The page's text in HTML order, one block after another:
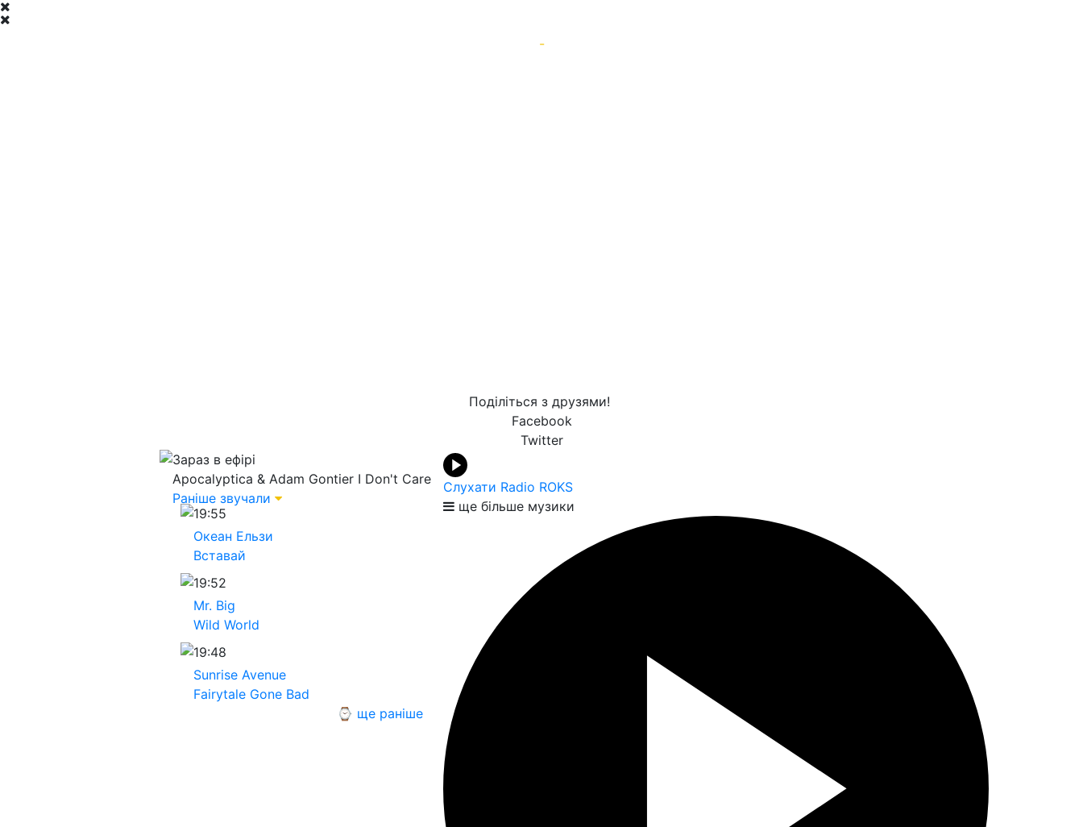
-
Поділіться з друзями!
Facebook
Twitter
Зараз в ефірі
Apocalyptica & Adam Gontier I Don't Care
Раніше звучали
19:55
Океан Ельзи
Вставай
19:52
Mr. Big
Wild World
19:48
Sunrise Avenue
Fairytale Gone Bad
⌚ ще раніше
Слухати Radio ROKS
ще більше музики